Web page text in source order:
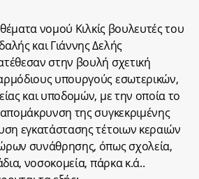
θέματα νομού Κιλκίς βουλευτές του
και Γιάννης Δελής
στην βουλή σχετική
υπουργούς εσωτερικών,
και υποδομών, με την οποία το
της συγκεκριμένης
εγκατάστασης τέτοιων κεραιών
συνάθρησης, όπως σχολεία,
νοσοκομεία, πάρκα κ.ά..